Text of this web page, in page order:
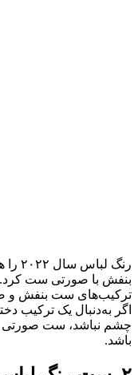
رنگ
بنفش با صورتی ست کرد.
ترکیب‌های ست بنفش و
اگر به‌دنبال یک ترکیب
چشم نباشد، ست صورتی
باشد.